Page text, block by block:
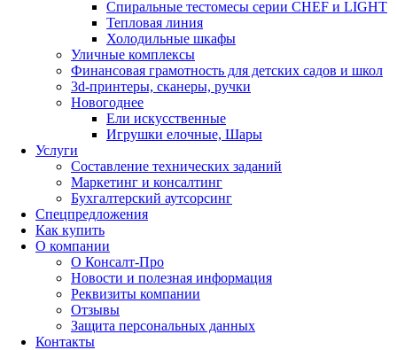
Спиральные тестомесы серии CHEF и LIGHT
Тепловая линия
Холодильные шкафы
Уличные комплексы
Финансовая грамотность для детских садов и школ
3d-принтеры, сканеры, ручки
Новогоднее
Ели искусственные
Игрушки елочные, Шары
Услуги
Составление технических заданий
Маркетинг и консалтинг
Бухгалтерский аутсорсинг
Спецпредложения
Как купить
О компании
О Консалт-Про
Новости и полезная информация
Реквизиты компании
Отзывы
Защита персональных данных
Контакты